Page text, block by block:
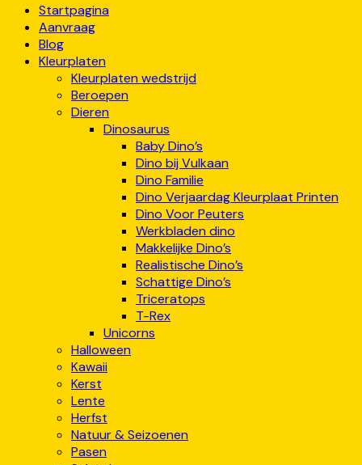
Startpagina
Aanvraag
Blog
Kleurplaten
Kleurplaten wedstrijd
Beroepen
Dieren
Dinosaurus
Baby Dino’s
Dino bij Vulkaan
Dino Familie
Dino Verjaardag Kleurplaat Printen
Dino Voor Peuters
Werkbladen dino
Makkelijke Dino’s
Realistische Dino’s
Schattige Dino’s
Triceratops
T-Rex
Unicorns
Halloween
Kawaii
Kerst
Lente
Herfst
Natuur & Seizoenen
Pasen